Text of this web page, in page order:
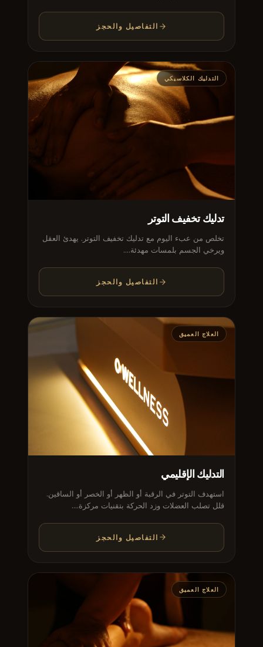
التفاصيل والحجز
التدليك الكلاسيكي
تدليك تخفيف التوتر
تخلص من عبء اليوم مع تدليك تخفيف التوتر. يهدئ العقل
ويرخي الجسم بلمسات مهدئة....
التفاصيل والحجز
العلاج العميق
التدليك الإقليمي
استهدف التوتر في الرقبة أو الظهر أو الخصر أو الساقين.
قلل تصلب العضلات وزد الحركة بتقنيات مركزة....
التفاصيل والحجز
العلاج العميق